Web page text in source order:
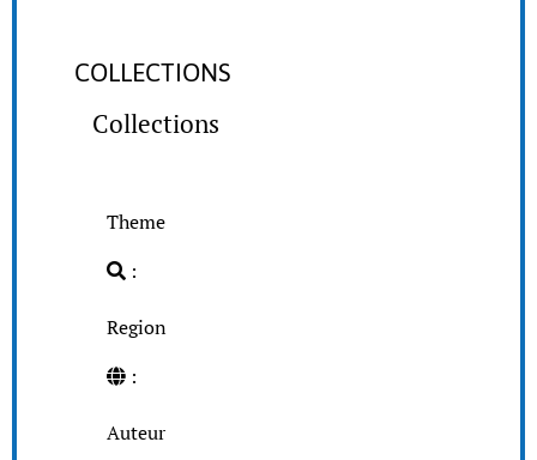
COLLECTIONS
Collections
Theme
:
Region
:
Auteur